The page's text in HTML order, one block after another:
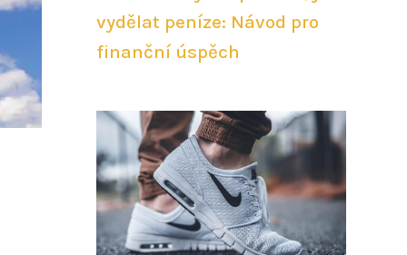
vydělat peníze: Návod pro
finanční úspěch